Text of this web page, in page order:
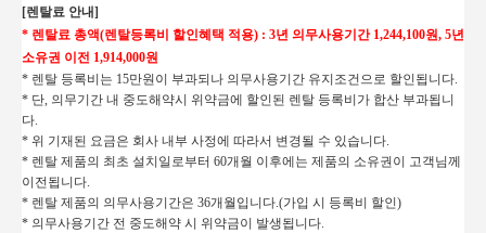
[렌탈료 안내]
* 렌탈료 총액(렌탈등록비 할인혜택 적용) : 3년 의무사용기간 1,244,100원, 5년
소유권 이전 1,914,000원
* 렌탈 등록비는 15만원이 부과되나 의무사용기간 유지조건으로 할인됩니다.
* 단, 의무기간 내 중도해약시 위약금에 할인된 렌탈 등록비가 합산 부과됩니
다.
* 위 기재된 요금은 회사 내부 사정에 따라서 변경될 수 있습니다.
* 렌탈 제품의 최초 설치일로부터 60개월 이후에는 제품의 소유권이 고객님께
이전됩니다.
* 렌탈 제품의 의무사용기간은 36개월입니다.(가입 시 등록비 할인)
* 의무사용기간 전 중도해약 시 위약금이 발생됩니다.